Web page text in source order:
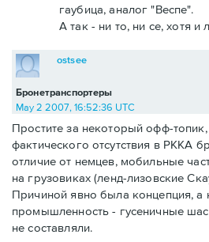
гаубица, аналог "Веспе".
А так - ни то, ни се, хотя и
Бронетранспортеры
ostsee
May 2 2007, 16:52:36 UTC
Простите за некоторый офф-
фактического отсутствия в РККА
отличие от немцев, мобильные
на грузовиках (ленд-лизовские
Причиной явно была концепция, а
промышленность - гусеничные
не составляли.